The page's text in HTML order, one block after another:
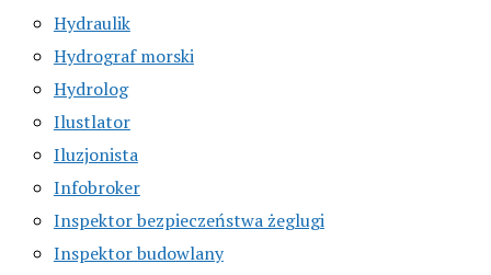
Hydraulik
Hydrograf morski
Hydrolog
Ilustlator
Iluzjonista
Infobroker
Inspektor bezpieczeństwa żeglugi
Inspektor budowlany